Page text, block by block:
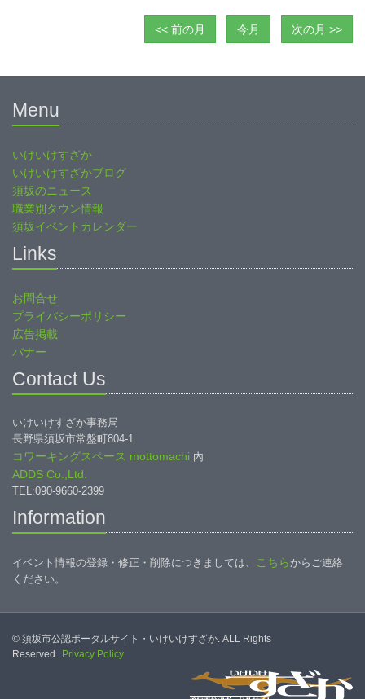
<< 前の月 今月 次の月 >>
Menu
いけいけすざか
いけいけすざかブログ
須坂のニュース
職業別タウン情報
須坂イベントカレンダー
Links
お問合せ
プライバシーポリシー
広告掲載
バナー
Contact Us
いけいけすざか事務局
長野県須坂市常盤町804-1
コワーキングスペース mottomachi 内
ADDS Co.,Ltd.
TEL:090-9660-2399
Information
イベント情報の登録・修正・削除につきましては、 こちらからご連絡
ください。
© 須坂市公認ポータルサイト・いけいけすざか. ALL Rights
Reserved. Privacy Policy